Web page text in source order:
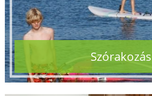
Szórakozás